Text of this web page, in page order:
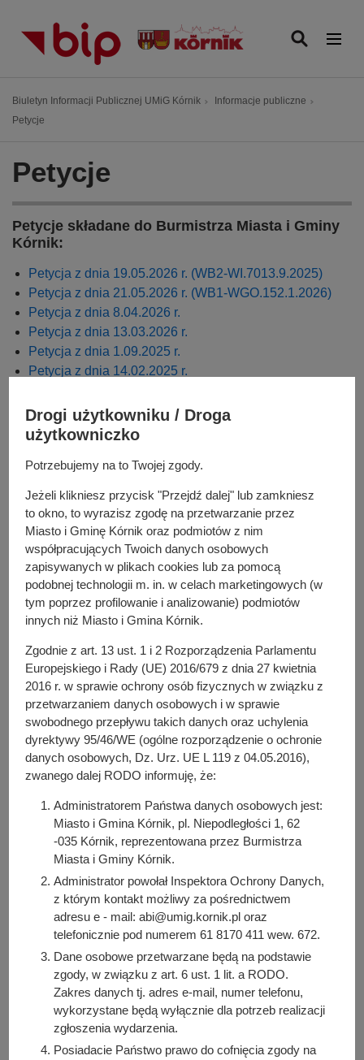
Ś
c
ż
n
a
w
g
a
c
y
Biuletyn Informacji Publicznej UMiG Kórnik
Informacje publiczne
Petycje
Petycje
Petycje składane do Burmistrza Miasta i Gminy
Kórnik:
Petycja z dnia 19.05.2026 r. (WB2-WI.7013.9.2025)
Petycja z dnia 21.05.2026 r. (WB1-WGO.152.1.2026)
Petycja z dnia 8.04.2026 r.
Petycja z dnia 13.03.2026 r.
Petycja z dnia 1.09.2025 r.
Petycja z dnia 14.02.2025 r.
Petycja z dnia 17.09.2024 r.
Petycja z dnia 9.08.2024 r.
Petycja z dnia 25.03.2024 r.
Petycja z dnia 15.03.2024 r.
Petycja z dnia 07.03.2024 r. (WB1-WOP.152.1.2024)
Petycja z dnia 17.01.2024 r.
Petycja z dnia 11.01.2024 r. (O.1250.2024)
Petycja z dnia 27.11.2023 r. (O.35980.2023)
Petycja z dnia 23.10.2023 r.
Petycja z dnia 19.09.2023 r.
Petycja z dnia 12.07.2023 r. (WB1-PP.6724.4.55.2023)
Petycja z dnia 16.02.2023 r.
Petycja z dnia 15.12.2022 r.
Petycja z dnia 17.11.2022 r. (WB1-PP.6724.149.2022)
Petycja z dnia 14.10.2022 r.
Petycja z dnia 18.07.2022 r.
Petycja z dnia 9.03.2022 r.
Petycja z dnia 18.02.2022 r. (WB1-OSR.603.5.2022)
Petycja z dnia 20.04.2021 r. (WB2-SM.5541.10.2021)
Petycje składane do Przewodniczącego Rady
Miasta i Gminy Kórnik:
Petycja z dnia 26.03.2025 r.
Petycja z dnia 17.03.2025 r.
Petycja z dnia 2.01.2025 r.
Petycja z dnia 15.03.2024 r.
Petycja z dnia 22.12.2023 r.
Petycja z dnia 22.12.2023 r.
Petycja z dnia 23.10.2023 r.
Petycja z dnia 11.10.2023 r.
Petycja z dnia 6.09.2023 r.
Drogi użytkowniku / Droga
użytkowniczko
Potrzebujemy na to Twojej zgody.
Jeżeli klikniesz przycisk "Przejdź dalej" lub zamkniesz
to okno, to wyrazisz zgodę na przetwarzanie przez
Miasto i Gminę Kórnik oraz podmiotów z nim
współpracujących Twoich danych osobowych
zapisywanych w plikach cookies lub za pomocą
podobnej technologii m. in. w celach marketingowych (w
tym poprzez profilowanie i analizowanie) podmiotów
innych niż Miasto i Gmina Kórnik.
Zgodnie z art. 13 ust. 1 i 2 Rozporządzenia Parlamentu
Europejskiego i Rady (UE) 2016/679 z dnia 27 kwietnia
2016 r. w sprawie ochrony osób fizycznych w związku z
przetwarzaniem danych osobowych i w sprawie
swobodnego przepływu takich danych oraz uchylenia
dyrektywy 95/46/WE (ogólne rozporządzenie o ochronie
danych osobowych, Dz. Urz. UE L 119 z 04.05.2016),
zwanego dalej RODO informuję, że:
Administratorem Państwa danych osobowych jest:
Miasto i Gmina Kórnik, pl. Niepodległości 1, 62
-035 Kórnik, reprezentowana przez Burmistrza
Miasta i Gminy Kórnik.
Administrator powołał Inspektora Ochrony Danych,
z którym kontakt możliwy za pośrednictwem
adresu e - mail: abi@umig.kornik.pl oraz
telefonicznie pod numerem 61 8170 411 wew. 672.
Dane osobowe przetwarzane będą na podstawie
zgody, w związku z art. 6 ust. 1 lit. a RODO.
Zakres danych tj. adres e-mail, numer telefonu,
wykorzystane będą wyłącznie dla potrzeb realizacji
zgłoszenia wydarzenia.
Posiadacie Państwo prawo do cofnięcia zgody na